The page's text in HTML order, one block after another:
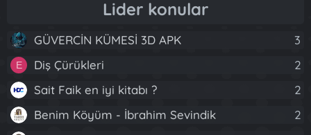
Lider konular
GÜVERCİN KÜMESİ 3D APK 3
E Diş Çürükleri
2
Sait Faik en iyi kitabı ?
2
Benim Köyüm - İbrahim Sevindik
2